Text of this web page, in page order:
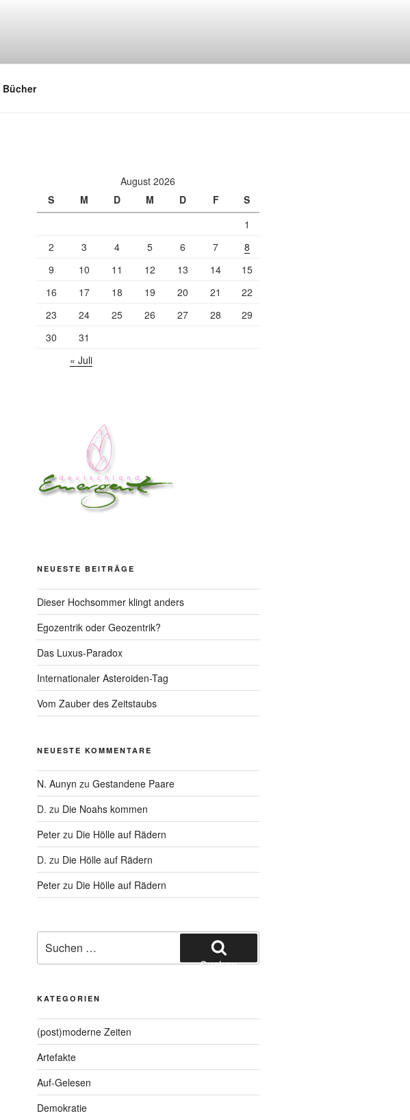
Bücher
August 2026
S
M D M D F
S
1
2
3 4 5 6 7
8
9
10 11 12 13 14
15
16
17 18 19 20 21
22
23
24 25 26 27 28
29
30
31
« Juli
NEUESTE BEITRÄGE
Dieser Hochsommer klingt anders
Egozentrik oder Geozentrik?
Das Luxus-Paradox
Internationaler Asteroiden-Tag
Vom Zauber des Zeitstaubs
NEUESTE KOMMENTARE
N. Aunyn zu Gestandene Paare
D. zu Die Noahs kommen
Peterzu Die Hölle auf Rädern
D. zu Die Hölle auf Rädern
Peterzu Die Hölle auf Rädern
nach:
Suchen
KATEGORIEN
(post)moderne Zeiten
Artefakte
Auf-Gelesen
Demokratie